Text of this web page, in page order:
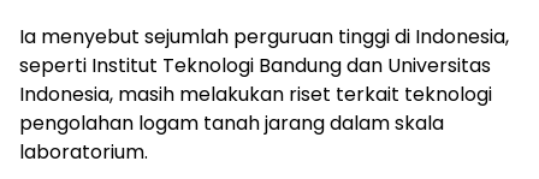
Ia menyebut sejumlah perguruan tinggi di Indonesia,
seperti Institut Teknologi Bandung dan Universitas
Indonesia, masih melakukan riset terkait teknologi
pengolahan logam tanah jarang dalam skala
laboratorium.